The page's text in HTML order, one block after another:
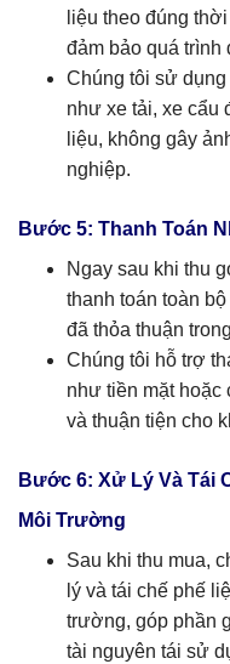
liệu theo đúng
đảm bảo quá trình
Chúng tôi sử
như xe tải, xe cẩu
liệu, không gây
nghiệp.
Bước 5: Thanh Toán
Ngay sau khi thu
thanh toán toàn
đã thỏa thuận
Chúng tôi hỗ trợ
như tiền mặt hoặc
và thuận tiện cho
Bước 6: Xử Lý Và Tái
Môi Trường
Sau khi thu mua,
lý và tái chế phế
trường, góp phần
tài nguyên tái sử